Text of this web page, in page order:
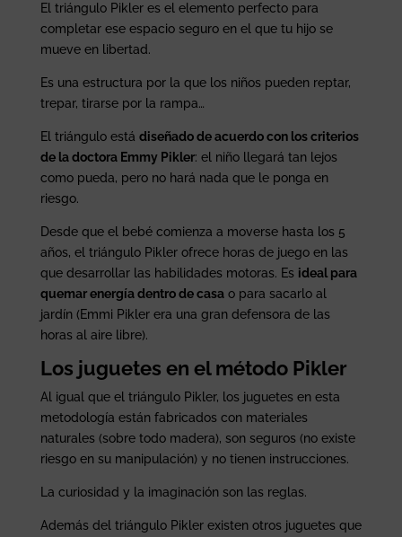
El triángulo Pikler es el elemento perfecto para
completar ese espacio seguro en el que tu hijo se
mueve en libertad.
Es una estructura por la que los niños pueden reptar,
trepar, tirarse por la rampa…
El triángulo está diseñado de acuerdo con los criterios
de la doctora Emmy Pikler: el niño llegará tan lejos
como pueda, pero no hará nada que le ponga en
riesgo.
Desde que el bebé comienza a moverse hasta los 5
años, el triángulo Pikler ofrece horas de juego en las
que desarrollar las habilidades motoras. Es ideal para
quemar energía dentro de casao para sacarlo al
jardín (Emmi Pikler era una gran defensora de las
horas al aire libre).
Los juguetes en el método Pikler
Al igual que el triángulo Pikler, los juguetes en esta
metodología están fabricados con materiales
naturales (sobre todo madera), son seguros (no existe
riesgo en su manipulación) y no tienen instrucciones.
La curiosidad y la imaginación son las reglas.
Además del triángulo Pikler existen otros juguetes que